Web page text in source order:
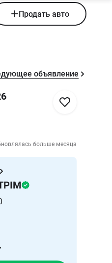
Продать авто
объявление
больше месяца